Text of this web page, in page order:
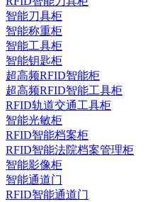
智能刀具柜
智能称重柜
智能工具柜
智能钥匙柜
超高频RFID智能柜
超高频RFID智能工具柜
RFID轨道交通工具柜
智能光敏柜
RFID智能档案柜
RFID智能法院档案管理柜
智能影像柜
智能通道门
RFID智能通道门